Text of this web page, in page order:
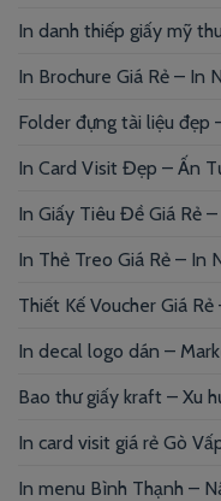
In danh thiếp giấy mỹ
In Brochure Giá Rẻ – In
Folder đựng tài liệu đẹp
In Card Visit Đẹp – Ấn
In Giấy Tiêu Đề Giá Rẻ
In Thẻ Treo Giá Rẻ – In
Thiết Kế Voucher Giá
In decal logo dán –
Bao thư giấy kraft – Xu
In card visit giá rẻ Gò
In menu Bình Thạnh –